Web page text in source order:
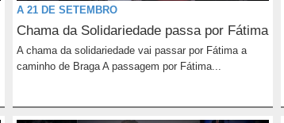
A 21 DE SETEMBRO
Chama da Solidariedade passa por Fátima
A chama da solidariedade vai passar por Fátima a
caminho de Braga A passagem por Fátima...